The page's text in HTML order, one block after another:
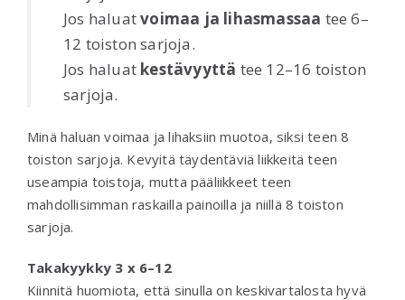
Jos haluatvoimaa ja lihasmassaa tee 6–
12 toiston sarjoja.
Jos haluat kestävyyttä tee 12–16 toiston
sarjoja.
Minä haluan voimaa ja lihaksiin muotoa, siksi teen 8
toiston sarjoja. Kevyitä täydentäviä liikkeitä teen
useampia toistoja, mutta pääliikkeet teen
mahdollisimman raskailla painoilla ja niillä 8 toiston
sarjoja.
Takakyykky 3 x 6–12
Kiinnitä huomiota, että sinulla on keskivartalosta hyvä